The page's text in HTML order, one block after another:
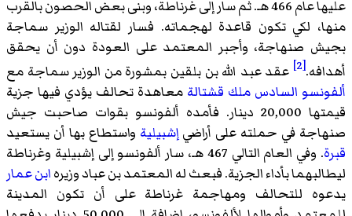
عليها عام 466 هـ. ثم سار إلى غرناطة، وبنى بعض الحصون بالقرب
منها، لكي تكون قاعدة لهجماته. فسار لقتاله الوزير سماجة
بجيش صنهاجة، وأجبر المعتمد على العودة دون أن يحقق
أهدافه.[2]
عقد عبد الله بن بلقين بمشورة من الوزير سماجة مع
ألفونسو السادس ملك قشتالة معاهدة تحالف يؤدي فيها جزية
قيمتها 20,000 دينار. فأمده ألفونسو بقوات صاحبت جيش
صنهاجة في حملته على أراضيإشبيلية واستطاع بها أن يستعيد
قبرة
. وفي العام التالي 467 هـ، سار ألفونسو إلى إشبيلية وغرناطة
ليطالبهما بأداء الجزية. فبعث له المعتمد بن عباد وزيرهابن عمار
يدعوه للتحالف ومهاجمة غرناطة على أن تكون المدينة